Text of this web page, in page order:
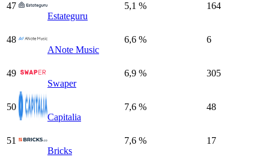
47
Estateguru
5,1 % 164
48
ANote Music
6,6 % 6
49
Swaper
6,9 % 305
50
Capitalia
7,6 % 48
51
Bricks
7,6 % 17